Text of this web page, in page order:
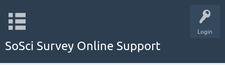
Login
SoSci Survey Online Support